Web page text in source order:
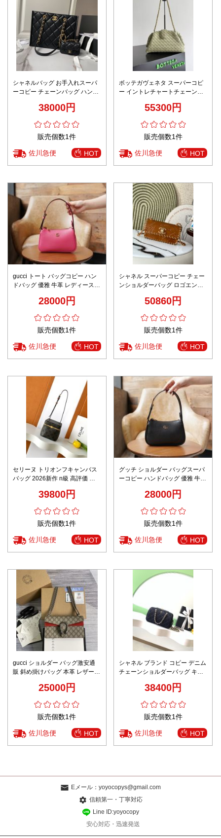
シャネルバッグ お手入れスーパ
ーコピー チェーンバッグ ハンド
ィ AS4940 ブラック
38000円
販売個数1件
佐川急便 HOT
ボッテガヴェネタ スーパーコピ
ー イントレチャートチェーンバ
55300円
販売個数1件
佐川急便 HOT
gucci トート バッグコピー ハン
ドバッグ 優雅 牛革 レディース
28000円
販売個数1件
佐川急便 HOT
シャネル スーパーコピー チェー
ンショルダーバッグ ロゴエンボ
50860円
販売個数1件
佐川急便 HOT
セリーヌ トリオンフキャンバス
バッグ 2026新作 n級 高評価 圧
質感 ノベルティ付き 安心サイト
39800円
販売個数1件
佐川急便 HOT
グッチ ショルダー バッグスーパ
ーコピー ハンドバッグ 優雅 牛革
ア ブラック28000円
販売個数1件
佐川急便 HOT
gucci ショルダー バッグ激安通
販 斜め掛けバッグ 本革 レザー
25000円
販売個数1件
佐川急便 HOT
シャネル ブランド コピー デニム
チェーンショルダーバッグ キル
38400円
販売個数1件
佐川急便 HOT
Eメール： yoyocopys@gmail.com
信頼第一・丁寧対応
Line ID:yoyocopy
安心対応・迅速発送